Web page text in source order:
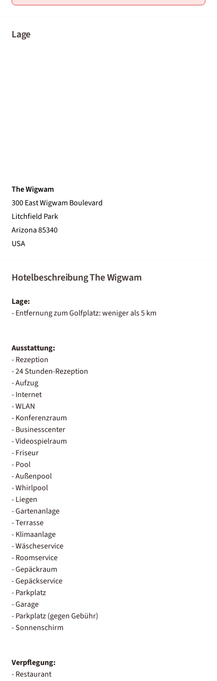
Lage
The Wigwam
300 East Wigwam Boulevard
Litchfield Park
Arizona 85340
USA
Hotelbeschreibung The Wigwam
Lage:
- Entfernung zum Golfplatz: weniger als 5 km
Ausstattung:
- Rezeption
- 24 Stunden-Rezeption
- Aufzug
- Internet
- WLAN
- Konferenzraum
- Businesscenter
- Videospielraum
- Friseur
- Pool
- Außenpool
- Whirlpool
- Liegen
- Gartenanlage
- Terrasse
- Klimaanlage
- Wäscheservice
- Roomservice
- Gepäckraum
- Gepäckservice
- Parkplatz
- Garage
- Parkplatz (gegen Gebühr)
- Sonnenschirm
Verpflegung:
- Restaurant